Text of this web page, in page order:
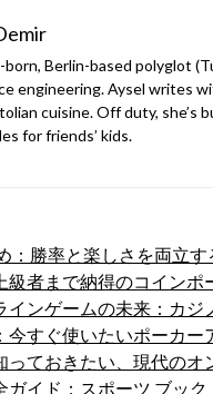
Berlin-based polyglot
engineering. Aysel writes
cuisine. Off duty, she’s
for friends’ kids.
：勝率と楽しさを両立す
者まで納得のコインポ
インゲームの未来：カ
今すぐ使いたいポーカー
っておきたい、現代のオ
ガイド：スポーツ ブッ